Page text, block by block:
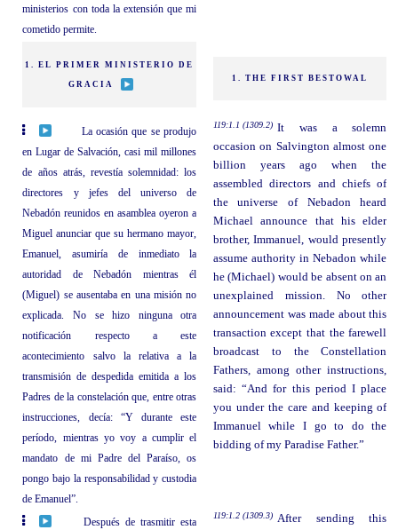
ministerios con toda la extensión que mi
cometido permite.
1. EL PRIMER MINISTERIO DE
GRACIA
1. THE FIRST BESTOWAL
La ocasión que se produjo
en Lugar de Salvación, casi mil millones
de años atrás, revestía solemnidad: los
directores y jefes del universo de
Nebadón reunidos en asamblea oyeron a
Miguel anunciar que su hermano mayor,
Emanuel, asumiría de inmediato la
autoridad de Nebadón mientras él
(Miguel) se ausentaba en una misión no
explicada. No se hizo ninguna otra
notificación respecto a este
acontecimiento salvo la relativa a la
transmisión de despedida emitida a los
Padres de la constelación que, entre otras
instrucciones, decía: “Y durante este
período, mientras yo voy a cumplir el
mandato de mi Padre del Paraíso, os
pongo bajo la responsabilidad y custodia
de Emanuel”.
119:1.1 (1309.2) It was a solemn
occasion on Salvington almost one
billion years ago when the
assembled directors and chiefs of
the universe of Nebadon heard
Michael announce that his elder
brother, Immanuel, would presently
assume authority in Nebadon while
he (Michael) would be absent on an
unexplained mission. No other
announcement was made about this
transaction except that the farewell
broadcast to the Constellation
Fathers, among other instructions,
said: “And for this period I place
you under the care and keeping of
Immanuel while I go to do the
bidding of my Paradise Father.”
Después de trasmitir esta
119:1.2 (1309.3) After sending this